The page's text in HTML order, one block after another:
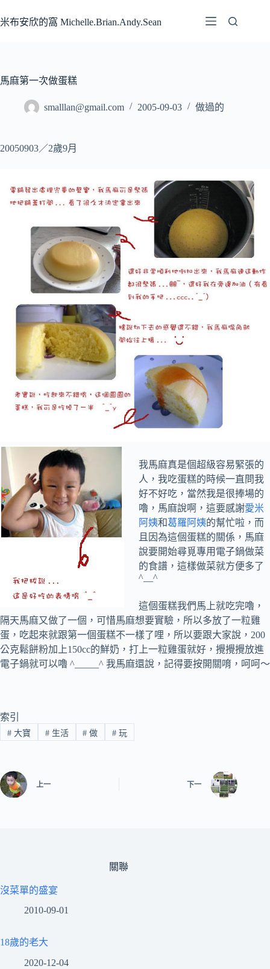
至
容
米布安欣的窩 Michelle.Brian.Andy.Sean
馬麻第一次做蛋糕
smalllan@gmail.com 2005-09-03 做過的
20050903／2歲9月
我馬麻真是個超級容易緊張的
人，我吃蛋糕的時候一直問我
好不好吃，當然我是很捧場的
嚕，馬麻說啊，這要感謝愛米
阿姨和葛羅阿姨的幫忙啦，而
且因為這個蛋糕的關係，馬麻
說要開始尋覓專用電子鍋做菜
的食譜，這樣做菜就方便多了
^__^
這個蛋糕我們馬上就吃完嚕，
隔天馬麻又做了一個，可惜馬麻想要實驗，所以多放了一粒雞
蛋，吃起來就跟第一個蛋糕不一樣了哩，所以要跟大家說，200
公克鬆餅粉加上150cc的鮮奶，打上一粒雞蛋就好，攪攪攪放進
電子鍋就可以嚕 ^_____^ 我馬麻還說，記得要按開關唷，呵呵～
索引
#大寶 #生活 # 做 # 玩
上一 下一
關聯
沒菜單的盛宴
2010-09-01
18歲的老大
2020-12-04